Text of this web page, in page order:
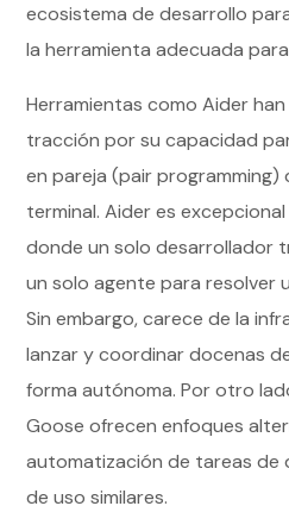
ecosistema de desarrollo
la herramienta adecuada
Herramientas como Aider
tracción por su capacidad
en pareja (pair programming)
terminal. Aider es
donde un solo desarrollador
un solo agente para resolver
Sin embargo, carece de la
lanzar y coordinar docenas
forma autónoma. Por otro
Goose ofrecen enfoques
automatización de tareas de
de uso similares.